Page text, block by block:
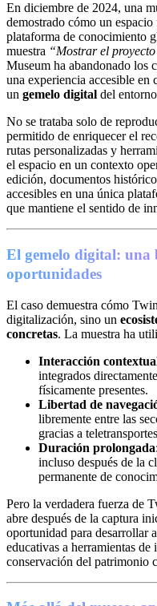
En diciembre de 2024, una
demostrado cómo un
plataforma de conocimiento
muestra “Mostrar el
Museum ha abandonado los
una experiencia accesible en
un gemelo digital del
No se trataba solo de
permitido de enriquecer el
rutas personalizadas y
el espacio en un contexto
edición, documentos
accesibles en una única
que mantiene el sentido de
El gemelo digital: una
oportunidades
El caso demuestra cómo
digitalización, sino un
concretas. La muestra ha
Interacción
integrados
físicamente presentes.
Libertad de
libremente entre las
gracias a
Duración prolongada
incluso después de la
permanente de
Pero la verdadera fuerza de
abre después de la captura
oportunidad para desarrollar
educativas a herramientas
conservación del patrimonio